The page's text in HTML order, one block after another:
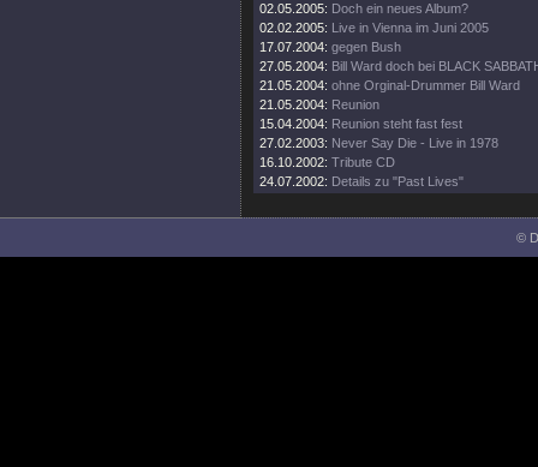
02.05.2005: Doch ein neues Album?
02.02.2005: Live in Vienna im Juni 2005
17.07.2004: gegen Bush
27.05.2004: Bill Ward doch bei BLACK
21.05.2004: ohne Orginal-Drummer Bill Ward
21.05.2004: Reunion
15.04.2004: Reunion steht fast fest
27.02.2003: Never Say Die - Live in 1978
16.10.2002: Tribute CD
24.07.2002: Details zu "Past Lives"
©